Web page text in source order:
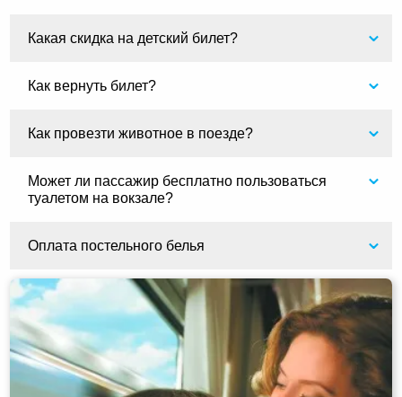
Какая скидка на детский билет?
Как вернуть билет?
Как провезти животное в поезде?
Может ли пассажир бесплатно пользоваться
туалетом на вокзале?
Оплата постельного белья